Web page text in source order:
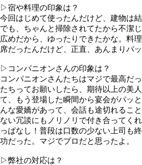
▷宿や料理の印象は？
今回はじめて使ったんだけど、建物は
でも、ちゃんと掃除されてたから不潔
広めだから、ゆったりできたかな。料
席だったんだけど、正直、あんまりパ
▷コンパニオンさんの印象は？
コンパニオンさんたちはマジで最高だ
たちってお願いしたら、期待以上の美
て、もう登場した瞬間から宴会がパッ
んな愛嬌があって、会話も途切れるこ
ない冗談にもノリノリで付き合ってく
っぱなし！普段は口数の少ない上司も
功だった。マジでプロだと思ったよ。
▷弊社の対応は？